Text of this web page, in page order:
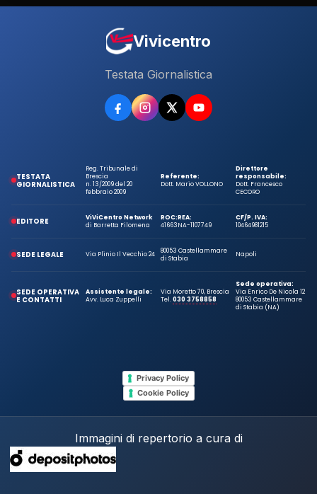
Vivicentro
Testata Giornalistica
TESTATA
GIORNALISTICA
Reg. Tribunale di
Brescia
n. 13/2009 del 20
febbraio 2009
Referente:
Dott. Mario VOLLONO
Direttore
responsabile:
Dott. Francesco
CECORO
EDITORE
ViViCentro Network
di Barretta Filomena
ROC:
41663
REA:
NA-1107749
CF/P. IVA:
10464981215
SEDE LEGALE Via Plinio Il Vecchio 24
80053 Castellammare
di Stabia
Napoli
SEDE OPERATIVA
E CONTATTI
Assistente legale:
Avv. Luca Zuppelli
Via Moretto 70, Brescia
Tel.030 3758858
Sede operativa:
Via Enrico De Nicola 12
80053 Castellammare
di Stabia (NA)
Privacy Policy
Cookie Policy
Immagini di repertorio a cura di